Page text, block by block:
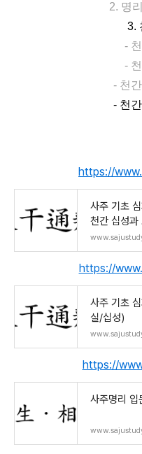
2. 명
3.
-
-
- 천
- 천
https://
사주 기초
천간 십성과
https://
사주 기초
실/십성)
https://
사주명리